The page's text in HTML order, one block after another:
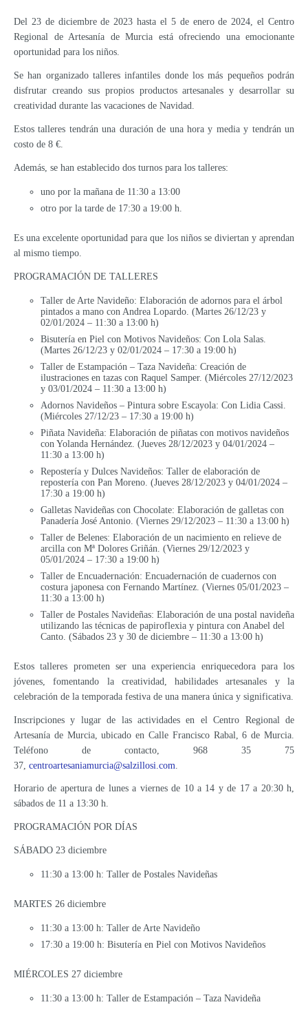
Del 23 de diciembre de 2023 hasta el 5 de enero de 2024, el Centro
Regional de Artesanía de Murcia está ofreciendo una emocionante
oportunidad para los niños.
Se han organizado talleres infantiles donde los más pequeños podrán
disfrutar creando sus propios productos artesanales y desarrollar su
creatividad durante las vacaciones de Navidad.
Estos talleres tendrán una duración de una hora y media y tendrán un
costo de 8 €.
Además, se han establecido dos turnos para los talleres:
uno por la mañana de 11:30 a 13:00
otro por la tarde de 17:30 a 19:00 h.
Es una excelente oportunidad para que los niños se diviertan y aprendan
al mismo tiempo.
PROGRAMACIÓN DE TALLERES
Taller de Arte Navideño: Elaboración de adornos para el árbol
pintados a mano con Andrea Lopardo. (Martes 26/12/23 y
02/01/2024 – 11:30 a 13:00 h)
Bisutería en Piel con Motivos Navideños: Con Lola Salas.
(Martes 26/12/23 y 02/01/2024 – 17:30 a 19:00 h)
Taller de Estampación – Taza Navideña: Creación de
ilustraciones en tazas con Raquel Samper. (Miércoles 27/12/2023
y 03/01/2024 – 11:30 a 13:00 h)
Adornos Navideños – Pintura sobre Escayola: Con Lidia Cassi.
(Miércoles 27/12/23 – 17:30 a 19:00 h)
Piñata Navideña: Elaboración de piñatas con motivos navideños
con Yolanda Hernández. (Jueves 28/12/2023 y 04/01/2024 –
11:30 a 13:00 h)
Repostería y Dulces Navideños: Taller de elaboración de
repostería con Pan Moreno. (Jueves 28/12/2023 y 04/01/2024 –
17:30 a 19:00 h)
Galletas Navideñas con Chocolate: Elaboración de galletas con
Panadería José Antonio. (Viernes 29/12/2023 – 11:30 a 13:00 h)
Taller de Belenes: Elaboración de un nacimiento en relieve de
arcilla con Mª Dolores Griñán. (Viernes 29/12/2023 y
05/01/2024 – 17:30 a 19:00 h)
Taller de Encuadernación: Encuadernación de cuadernos con
costura japonesa con Fernando Martínez. (Viernes 05/01/2023 –
11:30 a 13:00 h)
Taller de Postales Navideñas: Elaboración de una postal navideña
utilizando las técnicas de papiroflexia y pintura con Anabel del
Canto. (Sábados 23 y 30 de diciembre – 11:30 a 13:00 h)
Estos talleres prometen ser una experiencia enriquecedora para los
jóvenes, fomentando la creatividad, habilidades artesanales y la
celebración de la temporada festiva de una manera única y significativa.
Inscripciones y lugar de las actividades en el Centro Regional de
Artesanía de Murcia, ubicado en Calle Francisco Rabal, 6 de Murcia.
Teléfono de contacto, 968 35 75
37, centroartesaniamurcia@salzillosi.com
Horario de apertura de lunes a viernes de 10 a 14 y de 17 a 20:30 h,
sábados de 11 a 13:30 h.
PROGRAMACIÓN POR DÍAS
SÁBADO 23 diciembre
11:30 a 13:00 h: Taller de Postales Navideñas
MARTES 26 diciembre
11:30 a 13:00 h: Taller de Arte Navideño
17:30 a 19:00 h: Bisutería en Piel con Motivos Navideños
MIÉRCOLES 27 diciembre
11:30 a 13:00 h: Taller de Estampación – Taza Navideña